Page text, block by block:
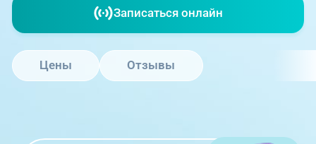
Записаться онлайн
Цены Отзывы